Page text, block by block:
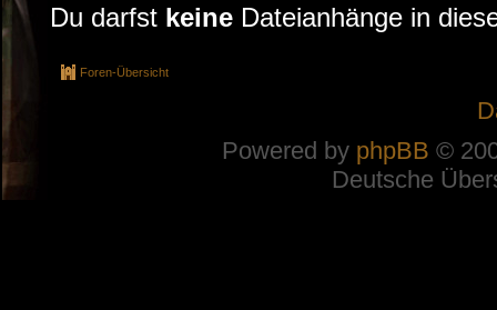
Du darfst keine Dateianhänge in
Foren-Übersicht
Powered by phpBB ©
Deutsche